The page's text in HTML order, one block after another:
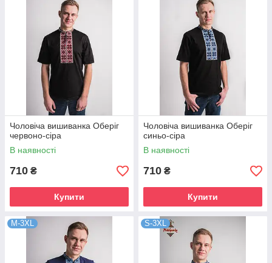
Чоловіча вишиванка Оберіг
червоно-сіра
В наявності
710 ₴
Купити
Чоловіча вишиванка Оберіг
синьо-сіра
В наявності
710 ₴
Купити
M-3XL S-3XL